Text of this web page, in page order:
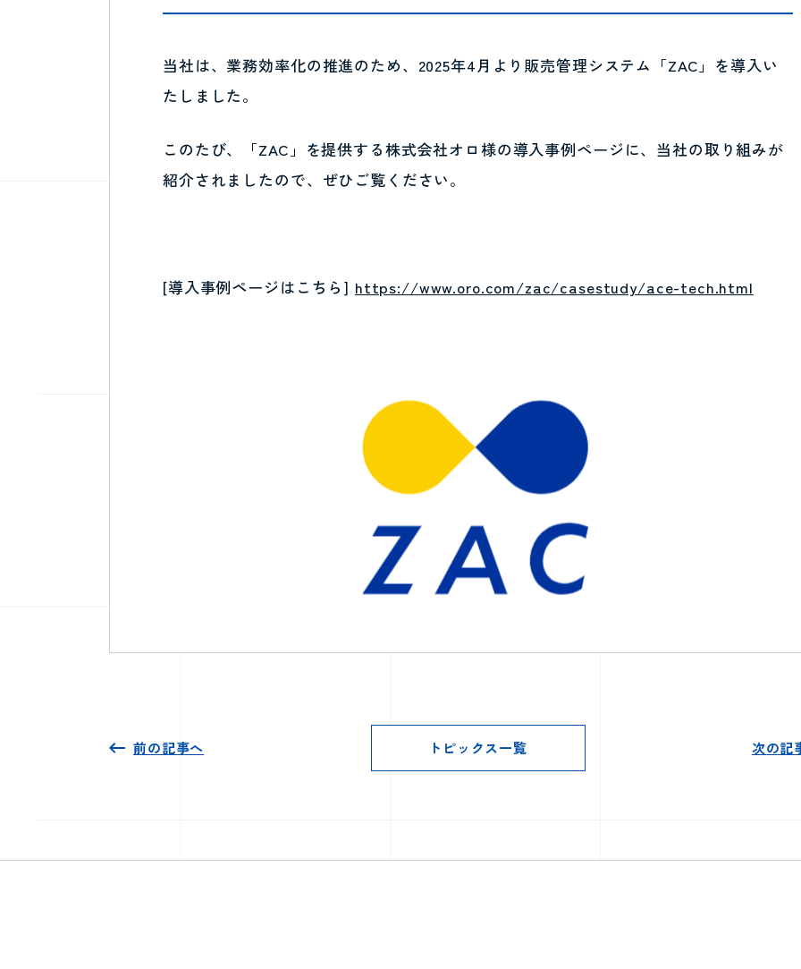
当社は、業務効率化の推進のため、2025年4月より販売管理システム「ZAC」を導入い
たしました。
このたび、「ZAC」を提供する株式会社オロ様の導入事例ページに、当社の取り組みが
紹介されましたので、ぜひご覧ください。
[導入事例ページはこちら] https://www.oro.com/zac/casestudy/ace-tech.html
前の記事へ 次の記
トピックス一覧